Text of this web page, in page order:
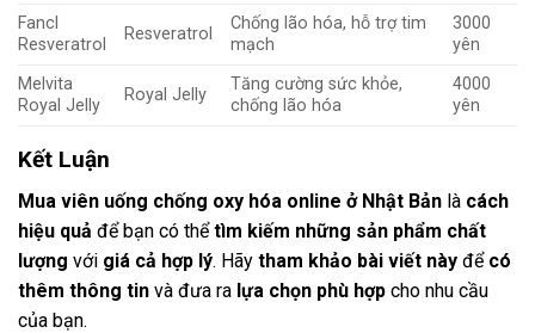
Fancl
Resveratrol
Resveratrol
Chống lão hóa, hỗ trợ tim
mạch
3000
yên
Melvita
Royal Jelly
Royal Jelly
Tăng cường sức khỏe,
chống lão hóa
4000
yên
Kết Luận
Mua viên uống chống oxy hóa online ở Nhật Bản là cách
hiệu quả để bạn có thểtìm kiếm những sản phẩm chất
lượng với giá cả hợp lý. Hãy tham khảo bài viết này để có
thêm thông tin và đưa ra lựa chọn phù hợp cho nhu cầu
của bạn.